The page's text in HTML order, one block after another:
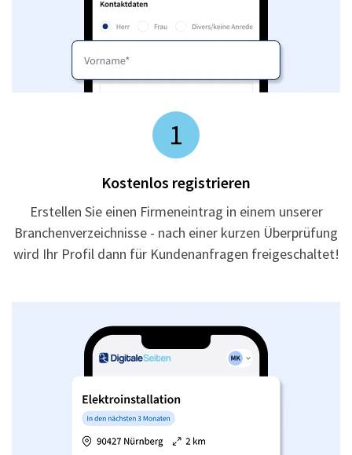
1
Kostenlos registrieren
Erstellen Sie einen Firmeneintrag in einem unserer
Branchenverzeichnisse - nach einer kurzen Überprüfung
wird Ihr Profil dann für Kundenanfragen freigeschaltet!